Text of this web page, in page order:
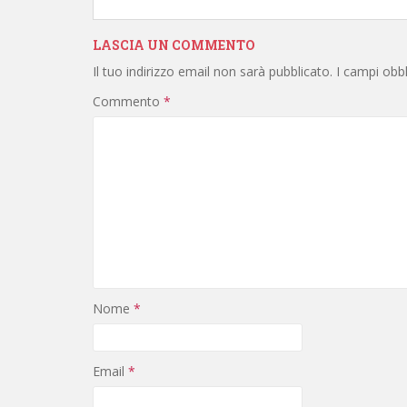
LASCIA UN COMMENTO
Il tuo indirizzo email non sarà pubblicato. I campi
Commento *
Nome *
Email *